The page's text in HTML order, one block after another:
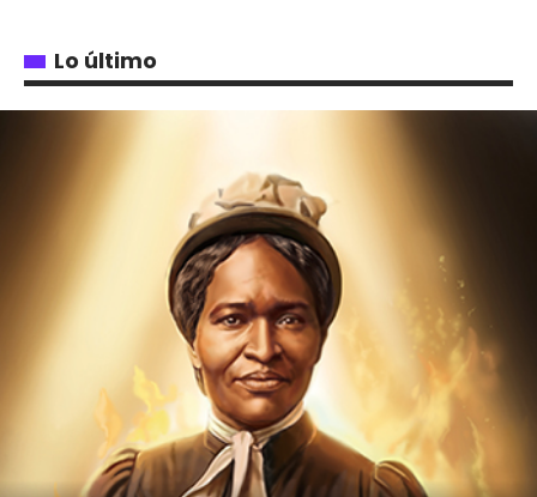
Lo último